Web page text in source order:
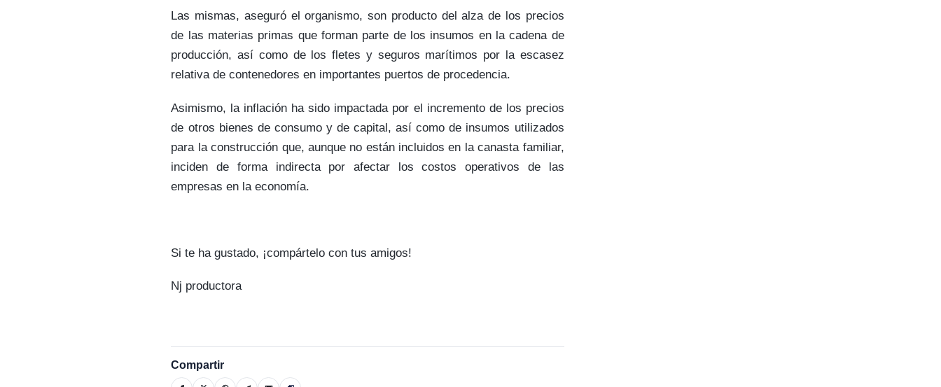
Las mismas, aseguró el organismo, son producto del alza de los precios
de las materias primas que forman parte de los insumos en la cadena de
producción, así como de los fletes y seguros marítimos por la escasez
relativa de contenedores en importantes puertos de procedencia.
Asimismo, la inflación ha sido impactada por el incremento de los precios
de otros bienes de consumo y de capital, así como de insumos utilizados
para la construcción que, aunque no están incluidos en la canasta familiar,
inciden de forma indirecta por afectar los costos operativos de las
empresas en la economía.
Si te ha gustado, ¡compártelo con tus amigos!
Nj productora
Compartir